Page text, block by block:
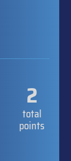
2
total
points